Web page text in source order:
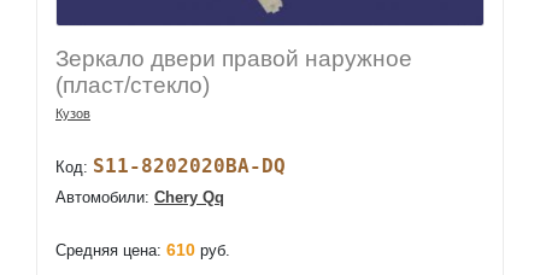
Зеркало двери правой наружное
(пласт/стекло)
Кузов
Код: S11-8202020BA-DQ
Автомобили: Chery Qq
Средняя цена: 610 руб.